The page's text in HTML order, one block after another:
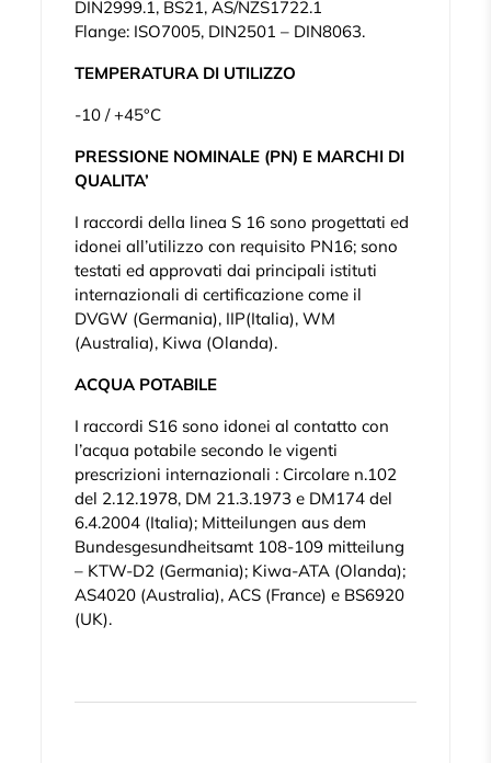
DIN2999.1, BS21, AS/NZS1722.1
Flange: ISO7005, DIN2501 – DIN8063.
TEMPERATURA DI UTILIZZO
-10 / +45°C
PRESSIONE NOMINALE (PN) E MARCHI DI
QUALITA’
I raccordi della linea S 16 sono progettati ed
idonei all’utilizzo con requisito PN16; sono
testati ed approvati dai principali istituti
internazionali di certificazione come il
DVGW (Germania), IIP(Italia), WM
(Australia), Kiwa (Olanda).
ACQUA POTABILE
I raccordi S16 sono idonei al contatto con
l’acqua potabile secondo le vigenti
prescrizioni internazionali : Circolare n.102
del 2.12.1978, DM 21.3.1973 e DM174 del
6.4.2004 (Italia); Mitteilungen aus dem
Bundesgesundheitsamt 108-109 mitteilung
– KTW-D2 (Germania); Kiwa-ATA (Olanda);
AS4020 (Australia), ACS (France) e BS6920
(UK).